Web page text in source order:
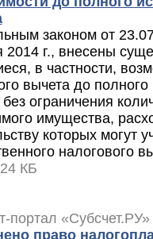
законом от
2014 г., внесены
в частности,
вычета до
ограничения
имущества,
которых могут
налогового
КБ
портал
право